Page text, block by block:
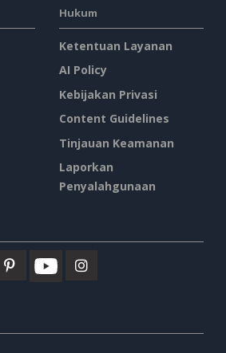
Hukum
Ketentuan Layanan
AI Policy
Kebijakan Privasi
Content Guidelines
Tinjauan Keamanan
Laporkan
Penyalahgunaan